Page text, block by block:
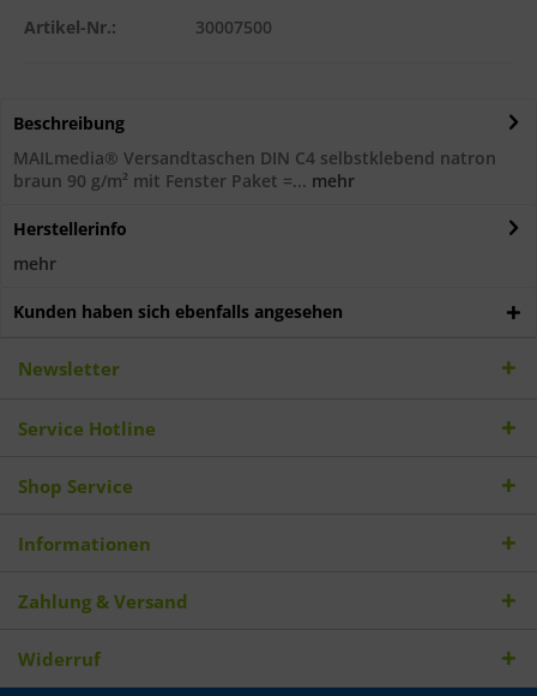
Artikel-Nr.: 30007500
Beschreibung
MAILmedia® Versandtaschen DIN C4 selbstklebend natron
braun 90 g/m² mit Fenster Paket =... mehr
Herstellerinfo
mehr
Kunden haben sich ebenfalls angesehen
Newsletter
Service Hotline
Shop Service
Informationen
Zahlung & Versand
Widerruf